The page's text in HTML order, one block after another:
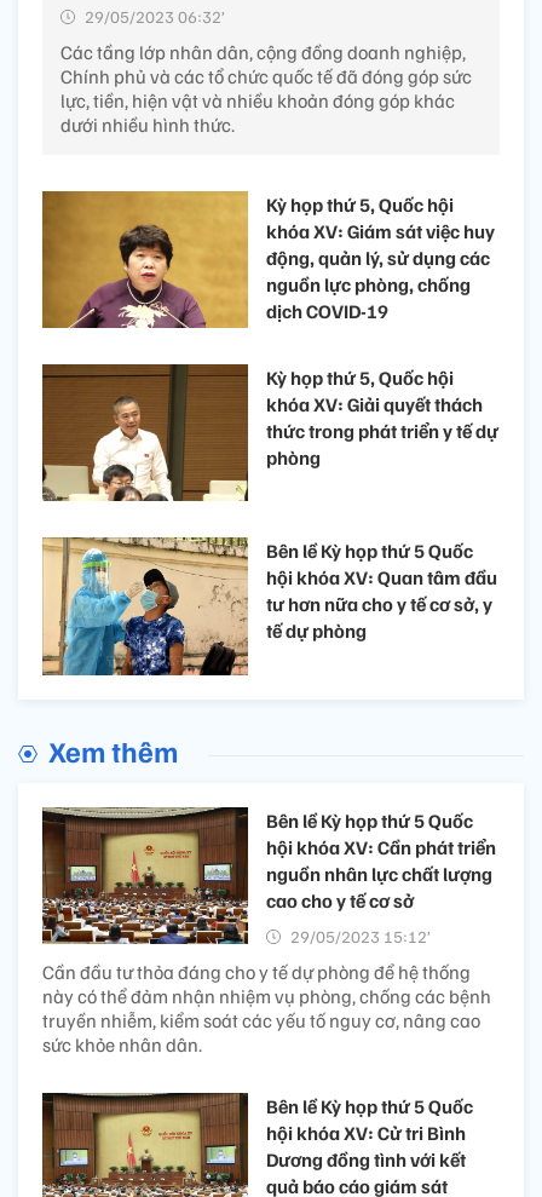
29/05/2023 06:32’
Các tầng lớp nhân dân, cộng đồng doanh nghiệp,
Chính phủ và các tổ chức quốc tế đã đóng góp sức
lực, tiền, hiện vật và nhiều khoản đóng góp khác
dưới nhiều hình thức.
Kỳ họp thứ 5, Quốc hội
khóa XV: Giám sát việc huy
động, quản lý, sử dụng các
nguồn lực phòng, chống
dịch COVID-19
Kỳ họp thứ 5, Quốc hội
khóa XV: Giải quyết thách
thức trong phát triển y tế dự
phòng
Bên lề Kỳ họp thứ 5 Quốc
hội khóa XV: Quan tâm đầu
tư hơn nữa cho y tế cơ sở, y
tế dự phòng
Xem thêm
Bên lề Kỳ họp thứ 5 Quốc
hội khóa XV: Cần phát triển
nguồn nhân lực chất lượng
cao cho y tế cơ sở
29/05/2023 15:12’
Cần đầu tư thỏa đáng cho y tế dự phòng để hệ thống
này có thể đảm nhận nhiệm vụ phòng, chống các bệnh
truyền nhiễm, kiểm soát các yếu tố nguy cơ, nâng cao
sức khỏe nhân dân.
Bên lề Kỳ họp thứ 5 Quốc
hội khóa XV: Cử tri Bình
Dương đồng tình với kết
quả báo cáo giám sát